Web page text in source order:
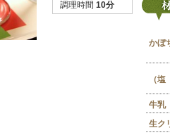
調理時間 10分
かぼ
（塩
牛乳
生ク